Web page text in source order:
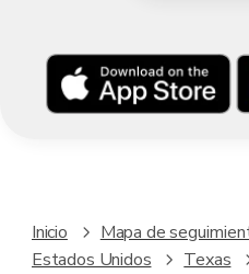
Inicio
Mapa de
Estados Unidos
Texas